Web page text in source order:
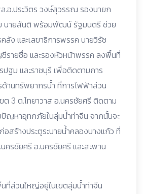
ล.อ.ประวิตร วงษ์สุวรรณ รองนายก
นายสันติ พร้อมพัฒน์ รัฐมนตรี ช่วย
ลัง และเลขาธิการพรรค นายวิรัช
รายชื่อ และรองหัวหน้าพรรค ลงพื้นที่
ปฐม และราชบุรี เพื่อติดตามการ
ด้านทรัพยากรน้ำ ที่การไฟฟ้าส่วน
3 ต.ไทยาวาส อ.นครชัยศรี ติดตาม
ปัญหาอุทกภัยในลุ่มน้ำท่าจีน จากนั้นจะ
สร้างประตูระบายน้ำคลองบางแก้ว ที่
ครชัยศรี อ.นครชัยศรี และสะพาน
ที่ส่วนใหญ่อยู่ในเขตลุ่มน้ำท่าจีน